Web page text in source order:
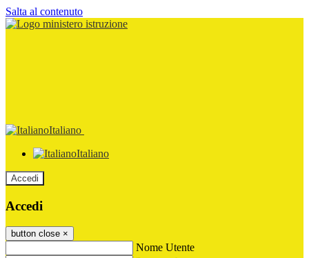
Salta al contenuto
Italiano
Italiano
Accedi
Accedi
button close ×
Nome Utente